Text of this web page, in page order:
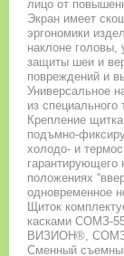
лицо от
Экран имеет
эргономики
наклоне
защиты шеи и
повреждений и
Универсальное
из специального
Крепление
подъмно-
холодо- и
положениях
одновременное
Щиток
касками СОМЗ-
ВИЗИОН®, СОМЗ-
Сменный